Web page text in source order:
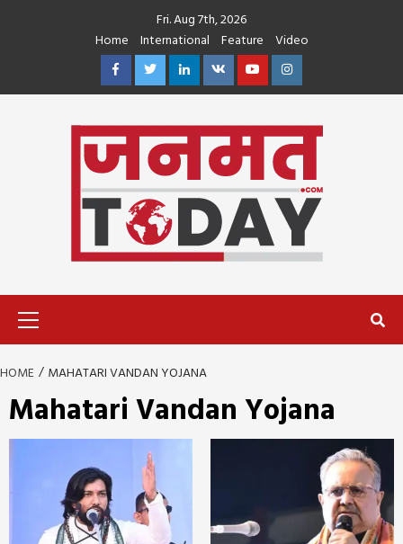
Fri. Aug 7th, 2026
Home
International Feature
Video
FacebookTwitterLinkedin
VK YoutubeInstagram
HOME MAHATARI VANDAN YOJANA
Mahatari Vandan Yojana